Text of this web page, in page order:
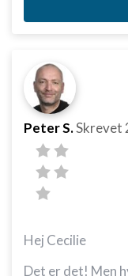
Peter S.Skrevet
Hej Cecilie
Det er det! Men